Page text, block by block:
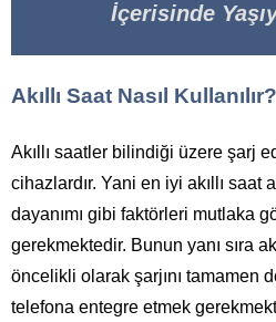
İçerisinde
Akıllı Saat Nasıl Kullanılır?
Akıllı saatler bilindiği üzere şarj
cihazlardır. Yani en iyi akıllı
dayanımı gibi faktörleri mutlaka
gerekmektedir. Bunun yanı sıra
öncelikli olarak şarjını tamamen
telefona entegre etmek